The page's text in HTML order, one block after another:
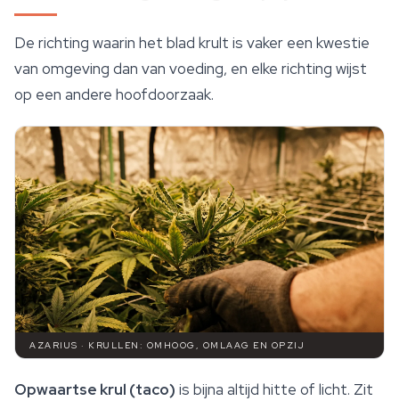
De richting waarin het blad krult is vaker een kwestie
van omgeving dan van voeding, en elke richting wijst
op een andere hoofdoorzaak.
AZARIUS · KRULLEN: OMHOOG, OMLAAG EN OPZIJ
Opwaartse krul (taco) is bijna altijd hitte of licht. Zit